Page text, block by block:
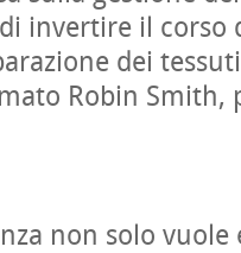
invertire il
dei
Robin Smith,
non solo